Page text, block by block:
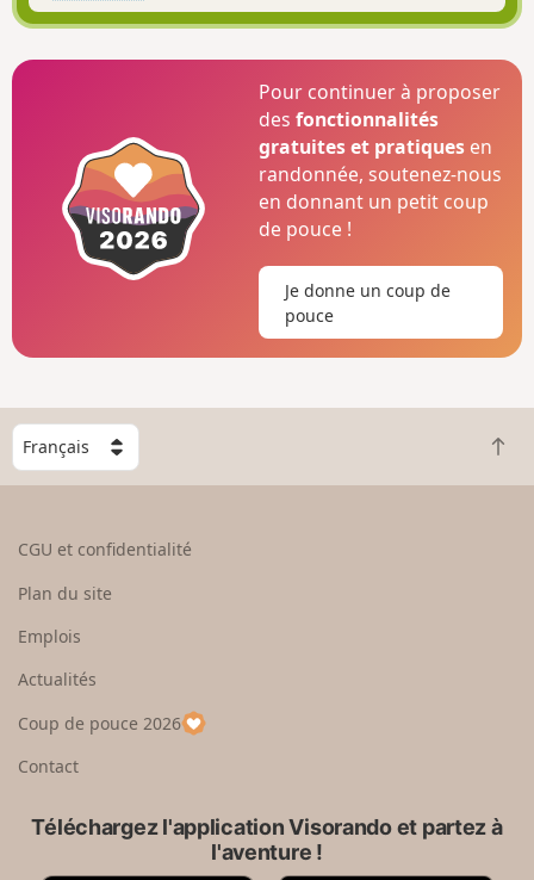
Pour continuer à proposer
desfonctionnalités
gratuites et pratiques en
randonnée, soutenez-nous
en donnant un petit coup
de pouce !
Je donne un coup de
pouce
C
o
e
u
p
a
R
e
CGU et confidentialité
Plan du site
Emplois
Actualités
Coup de pouce 2026
Contact
Téléchargez l'application Visorando et partez à
l'aventure !